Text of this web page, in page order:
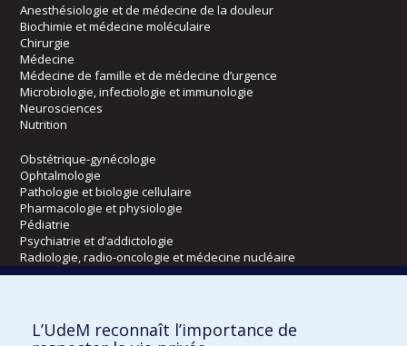
Anesthésiologie et de médecine de la douleur
Biochimie et médecine moléculaire
Chirurgie
Médecine
Médecine de famille et de médecine d’urgence
Microbiologie, infectiologie et immunologie
Neurosciences
Nutrition
Obstétrique-gynécologie
Ophtalmologie
Pathologie et biologie cellulaire
Pharmacologie et physiologie
Pédiatrie
Psychiatrie et d’addictologie
Radiologie, radio-oncologie et médecine nucléaire
L’UdeM reconnaît l’importance de